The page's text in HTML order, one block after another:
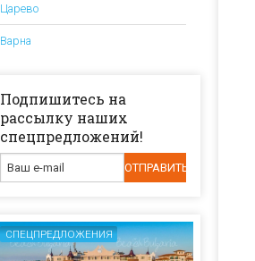
Царево
Варна
Подпишитесь на
рассылку наших
спецпредложений!
СПЕЦПРЕДЛОЖЕНИЯ